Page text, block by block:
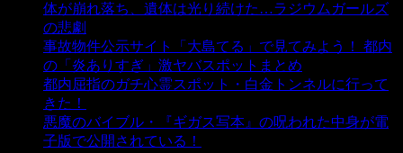
体が崩れ落ち、遺体は光り続けた…ラジウムガールズ
の悲劇
事故物件公示サイト「大島てる」で見てみよう！ 都内
の「炎ありすぎ」激ヤバスポットまとめ
都内屈指のガチ心霊スポット・白金トンネルに行って
きた！
悪魔のバイブル・『ギガス写本』の呪われた中身が電
子版で公開されている！